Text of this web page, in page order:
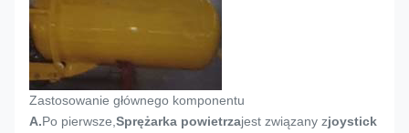
Zastosowanie głównego komponentu
A.Po pierwsze, Sprężarka powietrzajest związany zjoystick